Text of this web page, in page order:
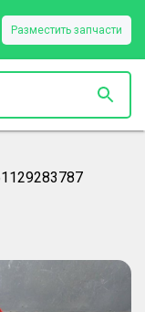
Разместить запчасти